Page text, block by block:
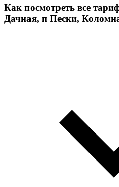
Как посмотреть все
Дачная, п Пески,